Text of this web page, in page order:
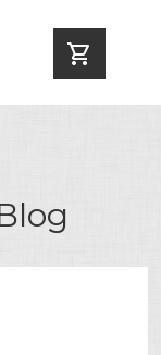
shopping_cart